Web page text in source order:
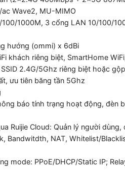
Wave2, MU-MIMO
100/1000M, 3 cổng LAN 10/100/
hướng (ommi) x 6dBi
khách riêng biệt, SmartHome
2.4G/5Ghz riêng biệt hoặc
ưu tiên băng tần 5Ghz
báo tính trạng hoạt động, đèn
Ruijie Cloud: Quản lý người dùng,
Bandwitdth, NAT, Whitelist/
mode: PPoE/DHCP/Static IP;